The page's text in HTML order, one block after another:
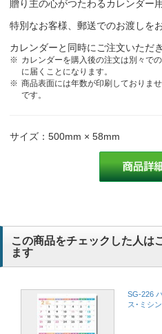
贈り主の心がつたわるカレンダー
特別なお客様、郵送でのお渡しを
カレンダーと同時にご注文いただ
カレンダーを購入後の注文は別々で
に届くことになります。
商品表面には年数が印刷しておりま
です。
サイズ：500mm × 58mm
この商品をチェックした人は
ます
SG-226
ス･ミシ